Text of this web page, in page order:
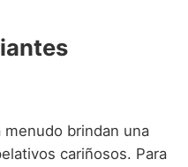
brindan una
cariñosos. Para